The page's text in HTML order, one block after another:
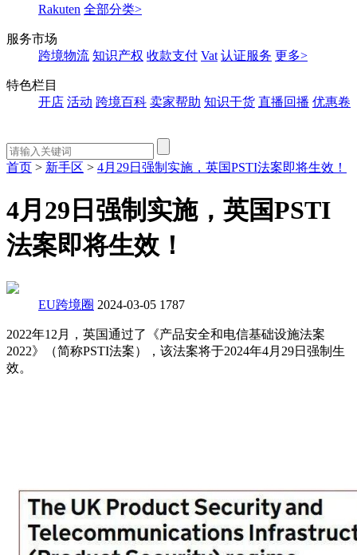
Rakuten 全部分类>
服务市场
跨境物流 知识产权 收款支付 Vat 认证服务 更多>
特色栏目
开店 活动 跨境百科 卖家帮助 知识干货 直播回播 优惠卷
首页 > 新手区 > 4月29日强制实施，英国PSTI法案即将生效！
4月29日强制实施，英国PSTI
法案即将生效！
EU跨境圈 2024-03-05 1787
2022年12月，英国通过了《产品安全和电信基础设施法案
2022》（简称PSTI法案），该法案将于2024年4月29日强制生
效。